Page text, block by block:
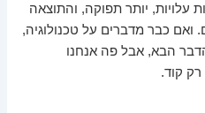
יותר תפוקה, והתוצאה
ואם כבר מדברים על טכנולוגיה,
הבא, אבל פה אנחנו
קוד.